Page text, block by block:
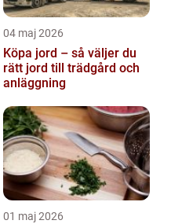
04 maj 2026
Köpa jord – så väljer du
rätt jord till trädgård och
anläggning
01 maj 2026